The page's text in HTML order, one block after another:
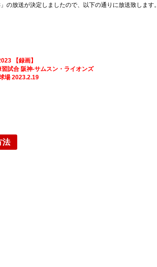
の放送が決定しましたので、以下の通りに放送致します。
【録画】
神-サムスン・ライオンズ
法